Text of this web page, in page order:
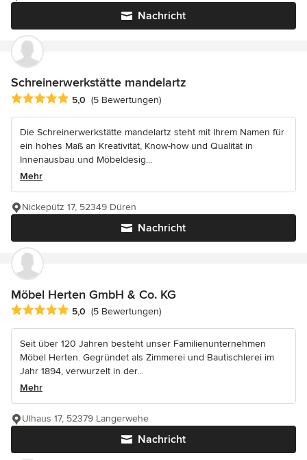
Nachricht
Schreinerwerkstätte mandelartz
Durchschnittliche Bewertung: 5 von 5 Sternen
5,0 (5 Bewertungen)
Die Schreinerwerkstätte mandelartz steht mit Ihrem Namen für
ein hohes Maß an Kreativität, Know-how und Qualität in
Innenausbau und Möbeldesig...
Mehr
Nachricht
Nickepütz 17, 52349 Düren
Möbel Herten GmbH & Co. KG
Durchschnittliche Bewertung: 5 von 5 Sternen
5,0 (5 Bewertungen)
Seit über 120 Jahren besteht unser Familienunternehmen
Möbel Herten. Gegründet als Zimmerei und Bautischlerei im
Jahr 1894, verwurzelt in der...
Mehr
Nachricht
Ulhaus 17, 52379 Langerwehe